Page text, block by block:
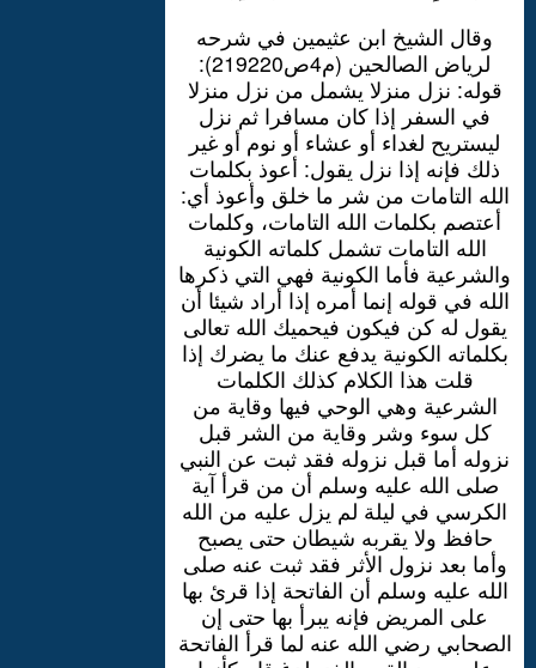
وقال الشيخ ابن عثيمين في شرحه
لرياض الصالحين (م4ص219220):
قوله: نزل منزلا يشمل من نزل منزلا
في السفر إذا كان مسافرا ثم نزل
ليستريح لغداء أو عشاء أو نوم أو غير
ذلك فإنه إذا نزل يقول: أعوذ بكلمات
الله التامات من شر ما خلق وأعوذ أي:
أعتصم بكلمات الله التامات، وكلمات
الله التامات تشمل كلماته الكونية
والشرعية فأما الكونية فهي التي ذكرها
الله في قوله إنما أمره إذا أراد شيئا أن
يقول له كن فيكون فيحميك الله تعالى
بكلماته الكونية يدفع عنك ما يضرك إذا
قلت هذا الكلام كذلك الكلمات
الشرعية وهي الوحي فيها وقاية من
كل سوء وشر وقاية من الشر قبل
نزوله أما قبل نزوله فقد ثبت عن النبي
صلى الله عليه وسلم أن من قرأ آية
الكرسي في ليلة لم يزل عليه من الله
حافظ ولا يقربه شيطان حتى يصبح
وأما بعد نزول الأثر فقد ثبت عنه صلى
الله عليه وسلم أن الفاتحة إذا قرئ بها
على المريض فإنه يبرأ بها حتى إن
الصحابي رضي الله عنه لما قرأ الفاتحة